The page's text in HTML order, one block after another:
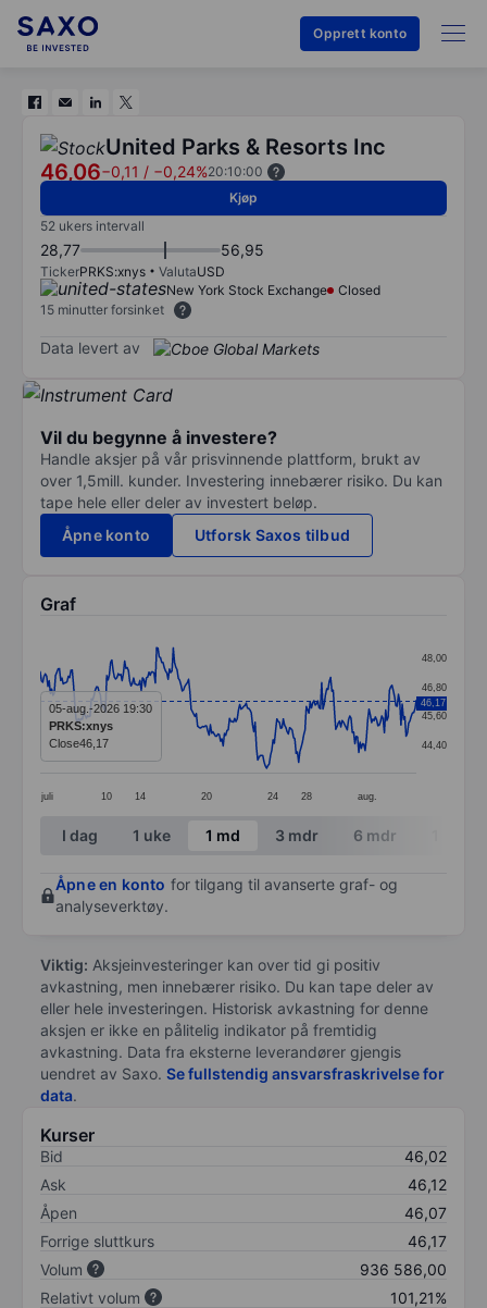
Opprett konto
United Parks & Resorts Inc
46,06−0,11 / −0,24%20:10:00
Kjøp
52 ukers intervall
28,77 56,95
TickerPRKS:xnys ValutaUSD
New York Stock Exchange
Closed
15 minutter forsinket
Data levert av
Vil du begynne å investere?
Handle aksjer på vår prisvinnende plattform, brukt av
over 1,5mill. kunder. Investering innebærer risiko. Du kan
tape hele eller deler av investert beløp.
Åpne konto
Utforsk Saxos tilbud
Graf
Line chart with 295 data points.
The chart has 1 X axis displaying categories.
The chart has 1 Y axis displaying values. Data
juli 10 14 20 24 28 aug.
44,40
45,60
46,80
48,00
46,17
05-aug.-2026 19:30
PRKS:xnys
Close46,17
End of interactive chart.
I dag 1 uke 1 md 3 mdr 6 mdr
Åpne en konto for tilgang til avanserte graf- og
analyseverktøy.
Viktig: Aksjeinvesteringer kan over tid gi positiv
avkastning, men innebærer risiko. Du kan tape deler av
eller hele investeringen. Historisk avkastning for denne
aksjen er ikke en pålitelig indikator på fremtidig
avkastning. Data fra eksterne leverandører gjengis
uendret av Saxo. Se fullstendig ansvarsfraskrivelse for
data.
Kurser
Bid
46,02
Ask
46,12
Åpen
46,07
Forrige sluttkurs
46,17
Volum
936 586,00
Relativt volum
101,21%